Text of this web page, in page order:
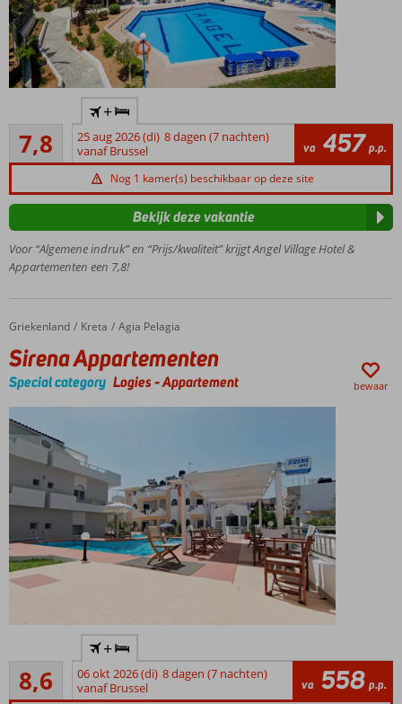
Schitterend
over Agia
Pelagia en
de zee
Ruime studio's
en
appartementen
Ontbijt en
Halfpension
mogelijk
7,8
Goed
30
beoordelingen
+
25 aug 2026 (di) 8 dagen (7 nachten)
vanaf Brussel
va 457 p.p.
Nog 1 kamer(s) beschikbaar op deze site
Voor “Algemene indruk” en “Prijs/kwaliteit” krijgt Angel Village Hotel &
Appartementen een 7,8!
Bekijk deze vakantie
Home
Griekenland Kreta Agia Pelagia
Sirena Appartementen
Sirena Appartementen
Special category Logies-Appartement bewaar
Pelagia
Op
8,6Aanrader
40
beoordelingen
+
06 okt 2026 (di) 8 dagen (7 nachten)
vanaf Brussel
va 558 p.p.